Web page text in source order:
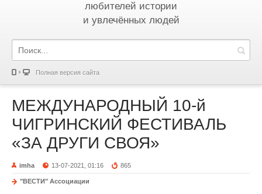
любителей истории
и увлечённых людей
Полная версия сайта
МЕЖДУНАРОДНЫЙ 10-й
ЧИГРИНСКИЙ ФЕСТИВАЛЬ
«ЗА ДРУГИ СВОЯ»
imha 13-07-2021, 01:16 865
"ВЕСТИ" Ассоциации